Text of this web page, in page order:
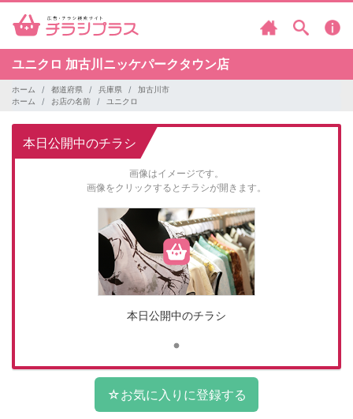
ユニクロ 加古川ニッケパークタウン店
ホーム 都道府県 兵庫県
加古川市
ホーム
お店の名前 ユニクロ
本日公開中のチラシ
画像はイメージです。
画像をクリックするとチラシが開きます。
本日公開中のチラシ